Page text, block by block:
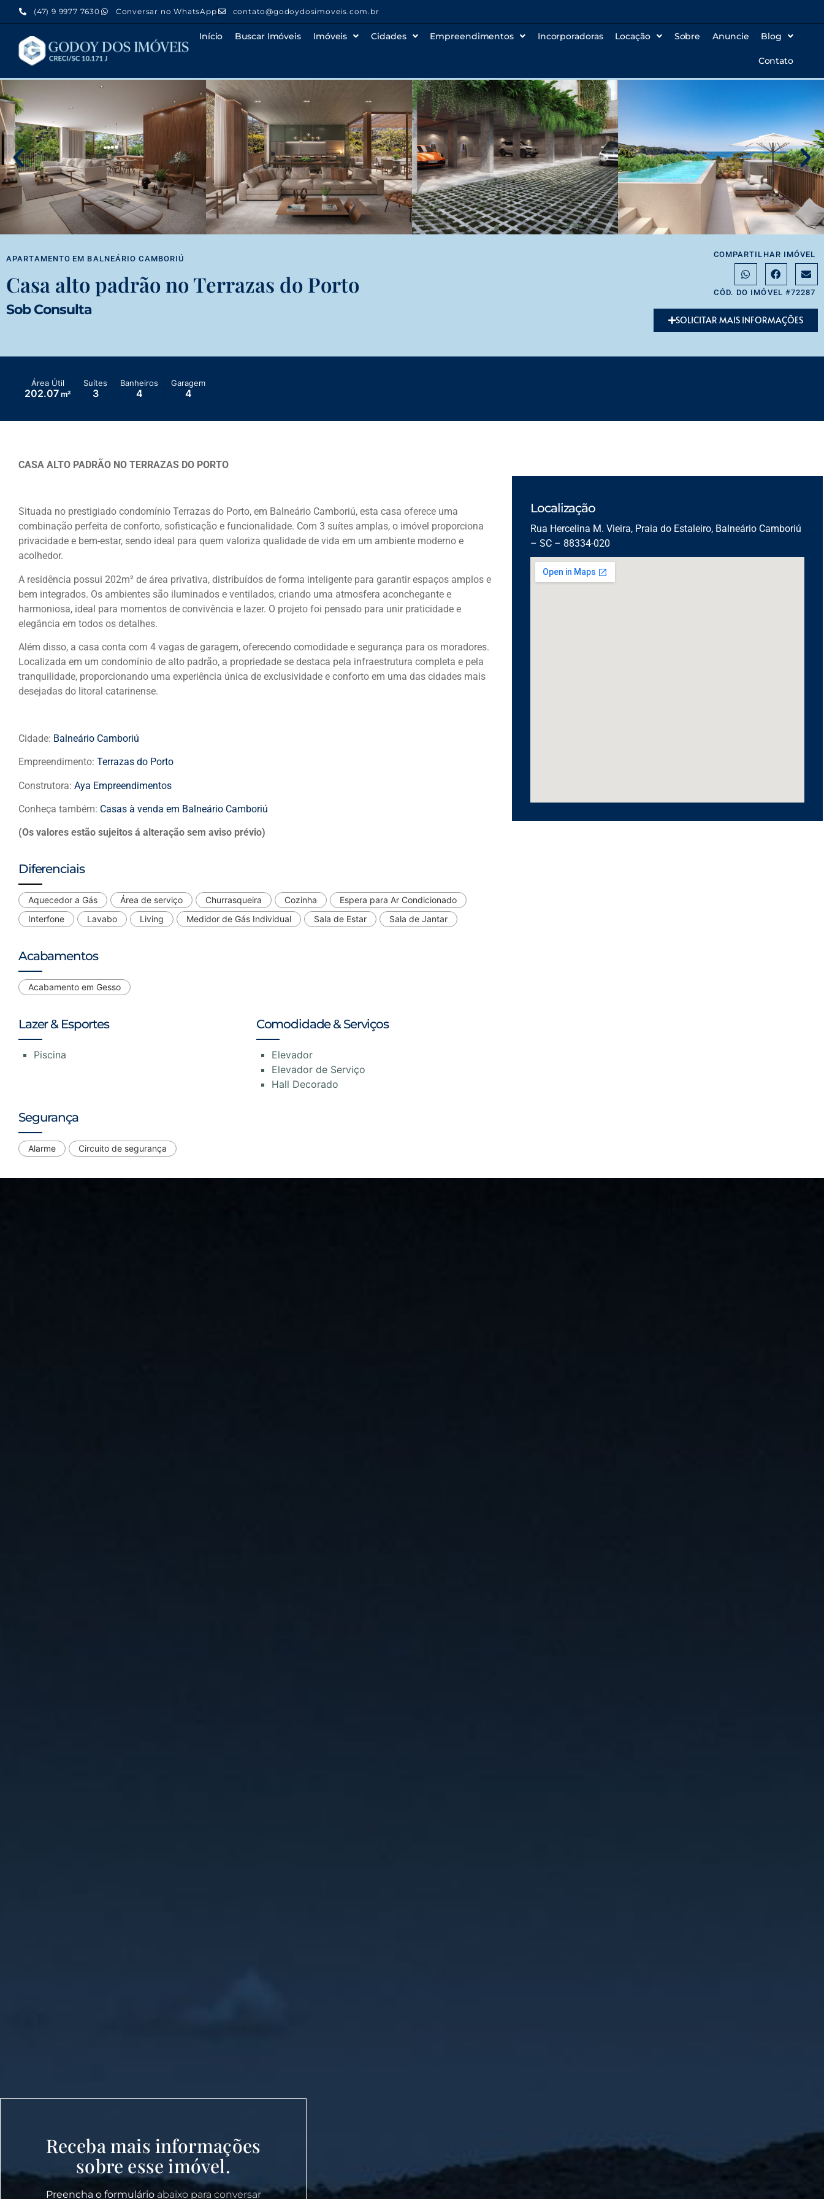
(47) 9 9977 7630 Conversar no WhatsApp contato@godoydosimoveis.com.br
Início Buscar Imóveis Imóveis Cidades Empreendimentos Incorporadoras Locação Sobre Anuncie Blog
Contato
APARTAMENTO EM BALNEÁRIO CAMBORIÚ
Casa alto padrão no Terrazas do Porto
Sob Consulta
COMPARTILHAR IMÓVEL
CÓD. DO IMÓVEL #72287
SOLICITAR MAIS INFORMAÇÕES
Área Útil
202.07 m²
Suítes
3
Banheiros
4
Garagem
4
CASA ALTO PADRÃO NO TERRAZAS DO PORTO
Situada no prestigiado condomínio Terrazas do Porto, em Balneário Camboriú, esta casa oferece uma
combinação perfeita de conforto, sofisticação e funcionalidade. Com 3 suítes amplas, o imóvel proporciona
privacidade e bem-estar, sendo ideal para quem valoriza qualidade de vida em um ambiente moderno e
acolhedor.
A residência possui 202m² de área privativa, distribuídos de forma inteligente para garantir espaços amplos e
bem integrados. Os ambientes são iluminados e ventilados, criando uma atmosfera aconchegante e
harmoniosa, ideal para momentos de convivência e lazer. O projeto foi pensado para unir praticidade e
elegância em todos os detalhes.
Além disso, a casa conta com 4 vagas de garagem, oferecendo comodidade e segurança para os moradores.
Localizada em um condomínio de alto padrão, a propriedade se destaca pela infraestrutura completa e pela
tranquilidade, proporcionando uma experiência única de exclusividade e conforto em uma das cidades mais
desejadas do litoral catarinense.
Cidade: Balneário Camboriú
Empreendimento: Terrazas do Porto
Construtora: Aya Empreendimentos
Conheça também: Casas à venda em Balneário Camboriú
(Os valores estão sujeitos á alteração sem aviso prévio)
Diferenciais
Aquecedor a Gás Área de serviço Churrasqueira Cozinha
Espera para Ar Condicionado
Interfone
Lavabo Living Medidor de Gás Individual Sala de Estar Sala de Jantar
Acabamentos
Acabamento em Gesso
Lazer & Esportes
Piscina
Comodidade & Serviços
Elevador
Elevador de Serviço
Hall Decorado
Segurança
Alarme Circuito de segurança
Localização
Rua Hercelina M. Vieira, Praia do Estaleiro, Balneário Camboriú
– SC – 88334-020
Receba mais informações
sobre esse imóvel.
Preencha o formulárioabaixo para conversar